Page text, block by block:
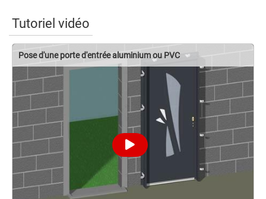
Tutoriel vidéo
Pose d'une porte d'entrée aluminium ou PVC